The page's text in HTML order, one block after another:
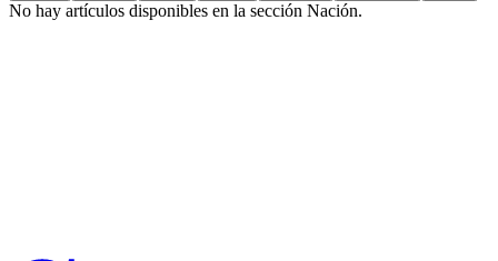
No hay artículos disponibles en la sección Nación.